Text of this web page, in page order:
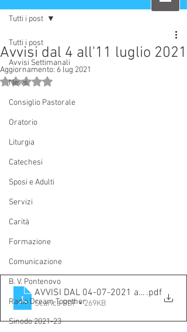
Tutti i post
Avvisi Settimanali
News
Consiglio Pastorale
Oratorio
Liturgia
Catechesi
Sposi e Adulti
Servizi
Carità
Formazione
Comunicazione
B. V. Pontenovo
Radio Dream Together
Sinodo 2021-23
Tutti i post
Avvisi dal 4 all'11 luglio 2021
Aggiornamento: 6 lug 2021
Valutazione NaN stelle su 5.
AVVISI DAL 04-07-2021 al 11-07-2021
.pdf
Scarica PDF • 269KB